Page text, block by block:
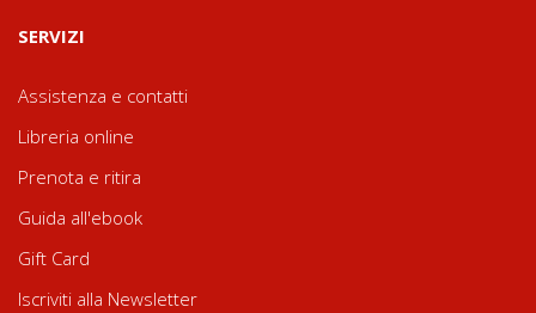
SERVIZI
Assistenza e contatti
Libreria online
Prenota e ritira
Guida all'ebook
Gift Card
Iscriviti alla Newsletter